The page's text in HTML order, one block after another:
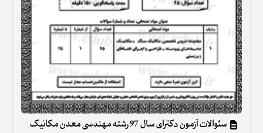
سئوالات آزمون دکترای سال 97 رشته مهندسی معدن مکانیک